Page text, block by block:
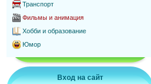
Транспорт
Фильмы и анимация
Хобби и образование
Юмор
Вход на сайт